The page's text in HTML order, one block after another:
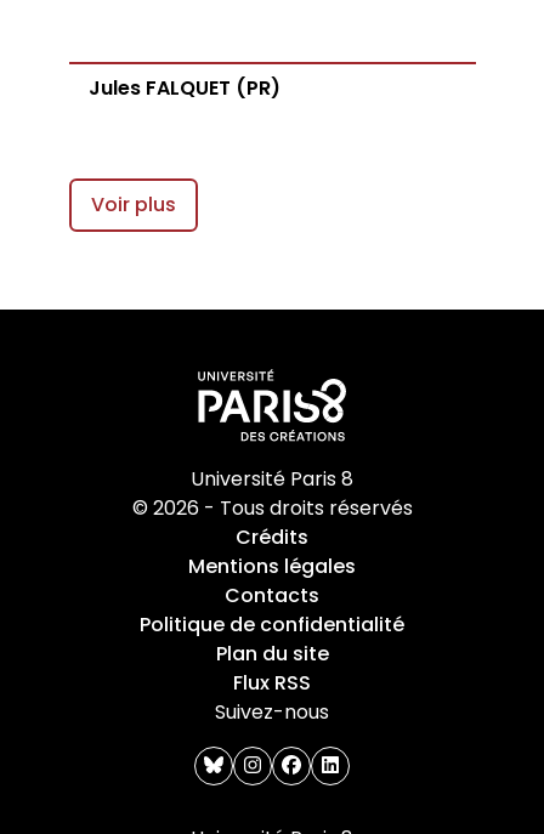
Jules FALQUET (PR)
Voir plus
Université Paris 8
© 2026 - Tous droits réservés
Crédits
Mentions légales
Contacts
Politique de confidentialité
Plan du site
Flux RSS
Suivez-nous
blueskyinstagram
facebook
linkedin